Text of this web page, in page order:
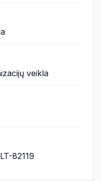
veikla
82119